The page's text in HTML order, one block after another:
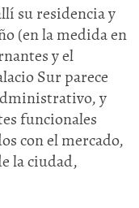
su residencia y
(en la medida en
y el
Sur parece
y
funcionales
con el mercado,
la ciudad,